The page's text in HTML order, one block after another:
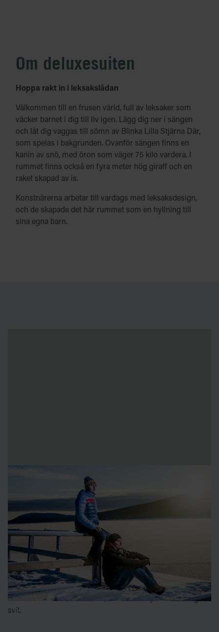
Om deluxesuiten
Hoppa rakt in i leksakslådan
Välkommen till en frusen värld, full av leksaker som
väcker barnet i dig till liv igen. Lägg dig ner i sängen
och låt dig vaggas till sömn av Blinka Lilla Stjärna Där,
som spelas i bakgrunden. Ovanför sängen finns en
kanin av snö, med öron som väger 75 kilo vardera. I
rummet finns också en fyra meter hög giraff och en
raket skapad av is.
Konstnärerna arbetar till vardags med leksaksdesign,
och de skapade det här rummet som en hyllning till
sina egna barn.
Om konstnärerna
Viktor Tsarskiär en arkitekt från Sofia, Bulgarien. Han
samarbetade med Wouter Biegelaar för första gången för
sex åre sen och har återvänt till ICEHOTEL lera gånger
sedan dess.
Wouter Biegelaarär en produktdesigner från Holland.
De arbetar även tillsammans med leksakstillverkare över
hela Europa. I denna svit blev de inspirerade av sina egna
liv som öräldrar till småbarn, och ville skapa en barnslig
svit.